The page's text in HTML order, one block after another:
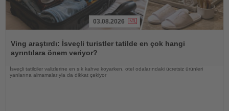
Oku
03.08.2026
Ving araştırdı: İsveçli turistler tatilde en çok hangi
ayrıntılara önem veriyor?
İsveçli tatilciler valizlerine en sık kahve koyarken, otel odalarındaki ücretsiz ürünleri
yanlarına almamalarıyla da dikkat çekiyor